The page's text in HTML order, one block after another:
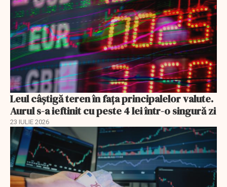
Leul câștigă teren în fața principalelor valute.
Aurul s-a ieftinit cu peste 4 lei într-o singură zi
23 IULIE 2026